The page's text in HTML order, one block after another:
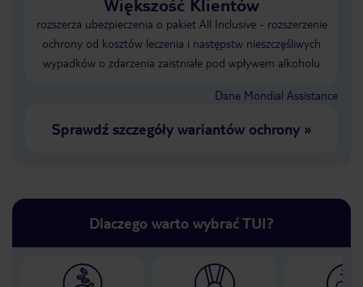
rozszerza ubezpieczenia o pakiet All Inclusive - rozszerzenie
ochrony od kosztów leczenia i następstw nieszczęśliwych
wypadków o zdarzenia zaistniałe pod wpływem alkoholu
Dane Mondial Assistance
Sprawdź szczegóły wariantów ochrony»
Dlaczego warto wybrać TUI?